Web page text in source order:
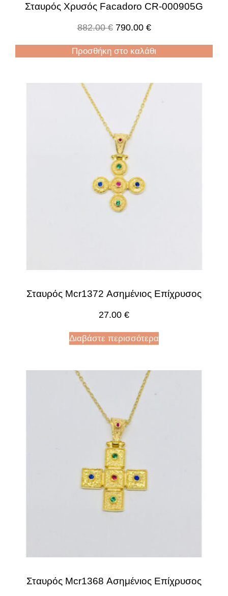
Σταυρός Χρυσός Facadoro CR-000905G
882.00€ 790.00 €
Προσθήκη στο καλάθι
Σταυρός Mcr1372 Ασημένιος Επίχρυσος
27.00 €
Διαβάστε περισσότερα
Σταυρός Mcr1368 Ασημένιος Επίχρυσος